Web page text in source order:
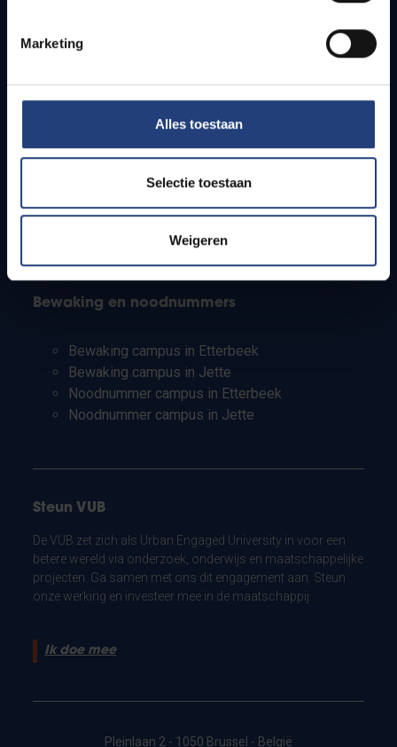
Marketing
Alles toestaan
Selectie toestaan
Weigeren
Studenten
PhD-studenten
Leerkrachten en secundaire scholen
Bewaking en noodnummers
Bewaking campus in Etterbeek
Bewaking campus in Jette
Noodnummer campus in Etterbeek
Noodnummer campus in Jette
Steun VUB
De VUB zet zich als Urban Engaged University in voor een
betere wereld via onderzoek, onderwijs en maatschappelijke
projecten. Ga samen met ons dit engagement aan. Steun
onze werking en investeer mee in de maatschappij.
Ik doe mee
Pleinlaan 2 - 1050 Brussel - België